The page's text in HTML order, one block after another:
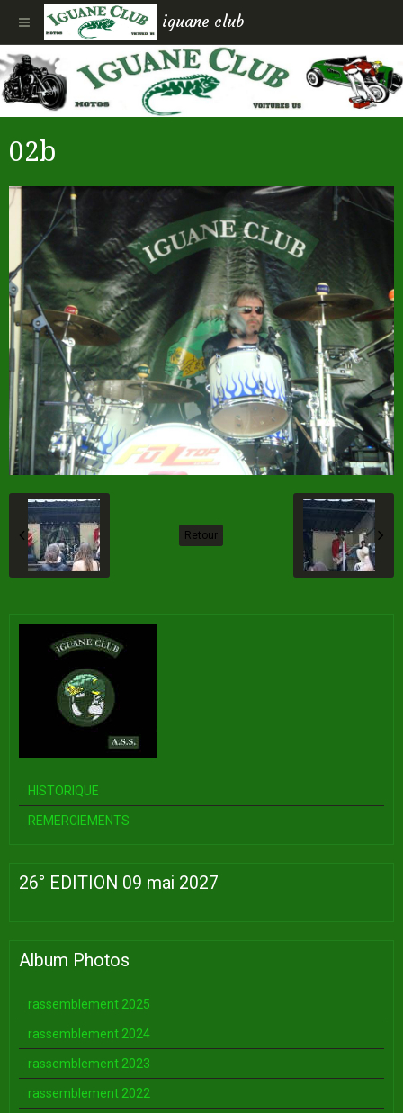
iguane club
02b
Retour
HISTORIQUE
REMERCIEMENTS
26° EDITION 09 mai 2027
Album Photos
rassemblement 2025
rassemblement 2024
rassemblement 2023
rassemblement 2022